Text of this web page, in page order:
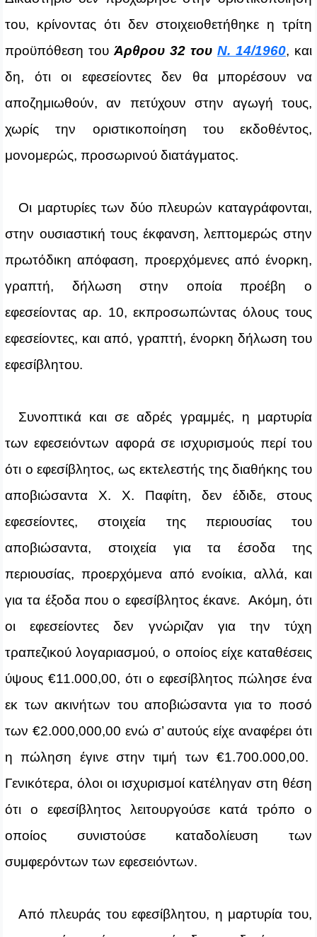
του, κρίνοντας ότι δεν στοιχειοθετήθηκε η τρίτη
προϋπόθεση του Άρθρου 32 του Ν. 14/1960, και
δη, ότι οι εφεσείοντες δεν θα μπορέσουν να
αποζημιωθούν, αν πετύχουν στην αγωγή τους,
χωρίς την οριστικοποίηση του εκδοθέντος,
μονομερώς, προσωρινού διατάγματος.
Οι μαρτυρίες των δύο πλευρών καταγράφονται,
στην ουσιαστική τους έκφανση, λεπτομερώς στην
πρωτόδικη απόφαση, προερχόμενες από ένορκη,
γραπτή, δήλωση στην οποία προέβη ο
εφεσείοντας αρ. 10, εκπροσωπώντας όλους τους
εφεσείοντες, και από, γραπτή, ένορκη δήλωση του
εφεσίβλητου.
Συνοπτικά και σε αδρές γραμμές, η μαρτυρία
των εφεσειόντων αφορά σε ισχυρισμούς περί του
ότι ο εφεσίβλητος, ως εκτελεστής της διαθήκης του
αποβιώσαντα Χ. Χ. Παφίτη, δεν έδιδε, στους
εφεσείοντες, στοιχεία της περιουσίας του
αποβιώσαντα, στοιχεία για τα έσοδα της
περιουσίας, προερχόμενα από ενοίκια, αλλά, και
για τα έξοδα που ο εφεσίβλητος έκανε. Ακόμη, ότι
οι εφεσείοντες δεν γνώριζαν για την τύχη
τραπεζικού λογαριασμού, ο οποίος είχε καταθέσεις
ύψους €11.000,00, ότι ο εφεσίβλητος πώλησε ένα
εκ των ακινήτων του αποβιώσαντα για το ποσό
των €2.000,000,00 ενώ σ’ αυτούς είχε αναφέρει ότι
η πώληση έγινε στην τιμή των €1.700.000,00.
Γενικότερα, όλοι οι ισχυρισμοί κατέληγαν στη θέση
ότι ο εφεσίβλητος λειτουργούσε κατά τρόπο ο
οποίος συνιστούσε καταδολίευση των
συμφερόντων των εφεσειόντων.
Από πλευράς του εφεσίβλητου, η μαρτυρία του,